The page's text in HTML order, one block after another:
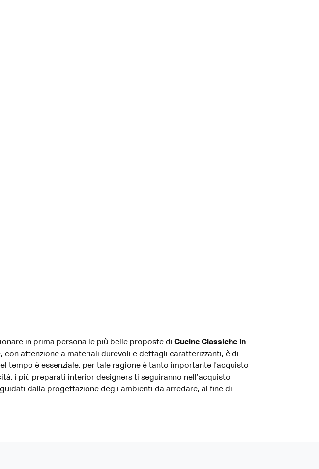
in prima persona le più belle proposte di Cucine Classiche in
attenzione a materiali durevoli e dettagli caratterizzanti, è di
tempo è essenziale, per tale ragione è tanto importante l'acquisto
i più preparati interior designers ti seguiranno nell’acquisto
dalla progettazione degli ambienti da arredare, al fine di